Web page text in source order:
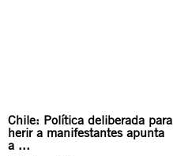
Chile: Política deliberada para
herir a manifestantes apunta
a ...